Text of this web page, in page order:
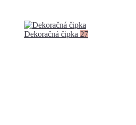
Dekoračná čipka 27